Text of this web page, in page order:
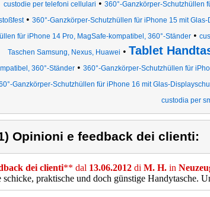
custodie per telefoni cellulari • 360°-Ganzkörper-Schutzhüllen
• 360°-Ganzkörper-Schutzhüllen für iPhone 15 mit
für iPhone 14 Pro, MagSafe-kompatibel, 360°-Ständer •
Taschen Samsung, Nexus, Huawei • Tablet
360°-Ständer • 360°-Ganzkörper-Schutzhüllen für
Ganzkörper-Schutzhüllen für iPhone 16 mit Glas-
custodia per
Opinioni e feedback dei clienti:
dei clienti** dal 13.06.2012 di M. H. in
schicke, praktische und doch günstige Handytasche.